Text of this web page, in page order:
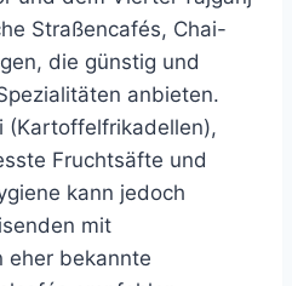
Straßencafés, Chai-
die günstig und
anbieten.
(Kartoffelfrikadellen),
Fruchtsäfte und
kann jedoch
mit
eher bekannte